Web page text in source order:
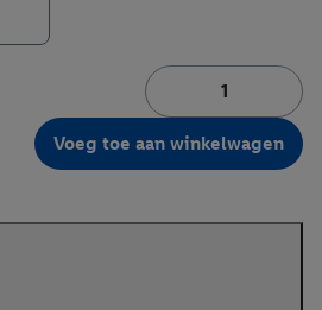
Voeg toe aan winkelwagen